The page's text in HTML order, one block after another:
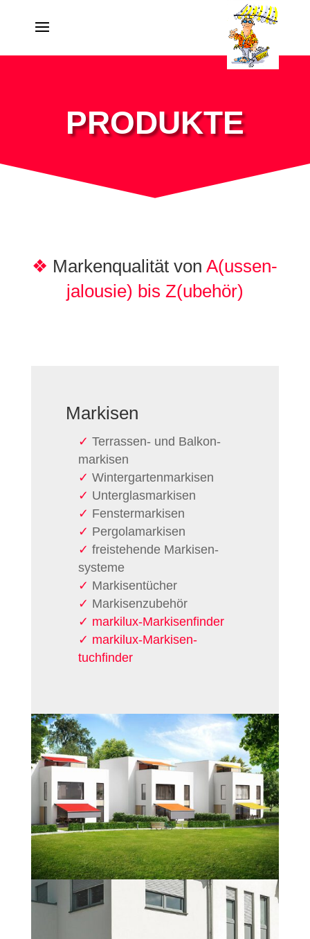
PRODUKTE
❖ Marken­qualität vonA(ussen­
jalousie) bis Z(ubehör)
Markisen
Terrassen- und Balkon­
markisen
Wintergarten­markisen
Unterglas­markisen
Fenster­markisen
Pergola­markisen
freistehende Markisen­
systeme
Markisen­tücher
Markisen­zubehör
markilux-Markisen­finder
markilux-Markisen­
tuchfinder